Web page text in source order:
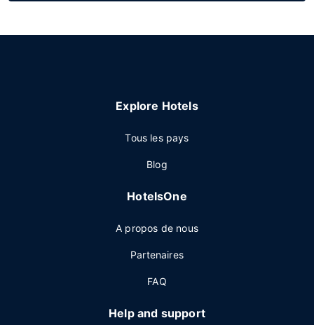
Explore Hotels
Tous les pays
Blog
HotelsOne
A propos de nous
Partenaires
FAQ
Help and support